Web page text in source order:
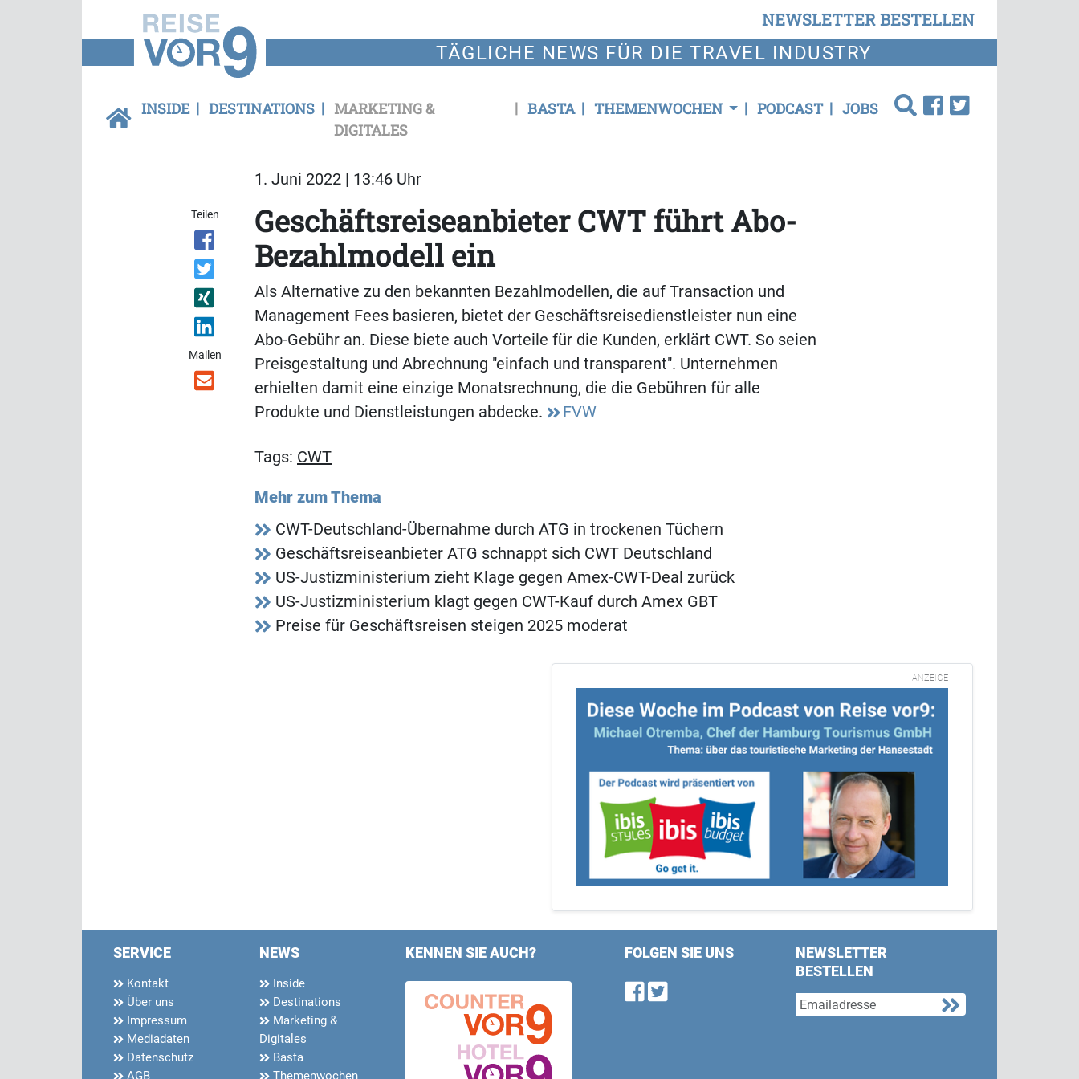
NEWSLETTER BESTELLEN
TÄGLICHE NEWS FÜR DIE TRAVEL INDUSTRY
INSIDE DESTINATIONS
MARKETING &
DIGITALES
BASTA THEMENWOCHEN PODCAST JOBS
1. Juni 2022 | 13:46 Uhr
Teilen
Mailen
Geschäftsreiseanbieter CWT führt Abo-
Bezahlmodell ein
Als Alternative zu den bekannten Bezahlmodellen, die auf Transaction und
Management Fees basieren, bietet der Geschäftsreisedienstleister nun eine
Abo-Gebühr an. Diese biete auch Vorteile für die Kunden, erklärt CWT. So seien
Preisgestaltung und Abrechnung "einfach und transparent". Unternehmen
erhielten damit eine einzige Monatsrechnung, die die Gebühren für alle
Produkte und Dienstleistungen abdecke.
FVW
Tags: CWT
Mehr zum Thema
CWT-Deutschland-Übernahme durch ATG in trockenen Tüchern
Geschäftsreiseanbieter ATG schnappt sich CWT Deutschland
US-Justizministerium zieht Klage gegen Amex-CWT-Deal zurück
US-Justizministerium klagt gegen CWT-Kauf durch Amex GBT
Preise für Geschäftsreisen steigen 2025 moderat
ANZEIGE
SERVICE
Kontakt
Über uns
Impressum
Mediadaten
Datenschutz
AGB
NEWS
Inside
Destinations
Marketing &
Digitales
Basta
Themenwochen
KENNEN SIE AUCH? FOLGEN SIE UNS
Find us on Facebook
Follow us on Twitter
NEWSLETTER
BESTELLEN